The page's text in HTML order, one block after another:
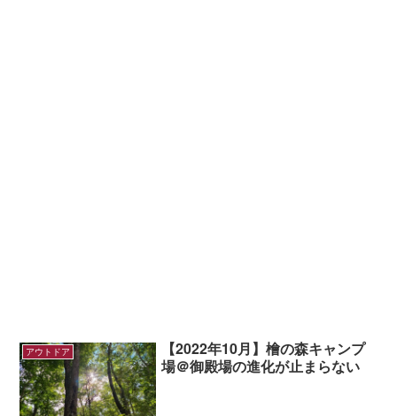
アウトドア
【2022年10月】檜の森キャンプ
場＠御殿場の進化が止まらない